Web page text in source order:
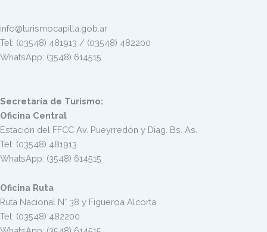
info@turismocapilla.gob.ar
Tel: (03548) 481913 / (03548) 482200
WhatsApp: (3548) 614515
Secretaría de Turismo:
Oficina Central
Estación del FFCC Av. Pueyrredón y Diag. Bs. As.
Tel: (03548) 481913
WhatsApp: (3548) 614515
Oficina Ruta
Ruta Nacional N° 38 y Figueroa Alcorta
Tel: (03548) 482200